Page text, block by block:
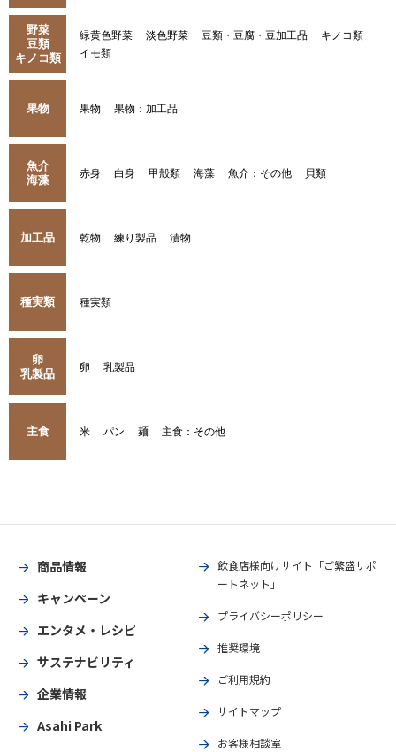
野菜
豆類
キノコ類
緑黄色野菜 淡色野菜 豆類・豆腐・豆加工品
キノコ類
イモ類
果物 果物 果物：加工品
魚介
海藻
赤身 白身 甲殻類 海藻 魚介：その他 貝類
加工品 乾物 練り製品 漬物
種実類 種実類
卵
乳製品
卵 乳製品
主食 米 パン 麺 主食：その他
商品情報
キャンペーン
エンタメ・レシピ
サステナビリティ
企業情報
Asahi Park
飲食店様向けサイト「ご繁盛サポ
ートネット」
プライバシーポリシー
推奨環境
ご利用規約
サイトマップ
お客様相談室